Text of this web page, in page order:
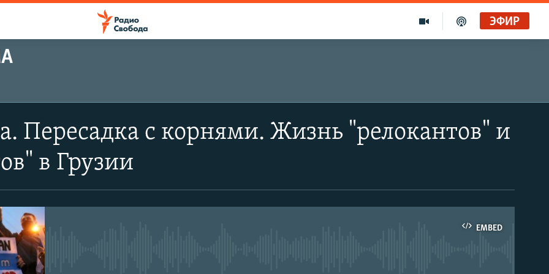
ЭФИР
Пересадка с корнями. Жизнь "релокантов" и
в Грузии
EMBED